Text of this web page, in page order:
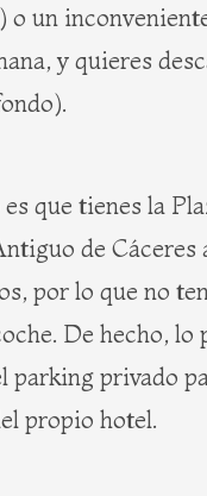
o un
y quieres
que tienes la
de Cáceres
por lo que no
De hecho, lo
parking privado
propio hotel.